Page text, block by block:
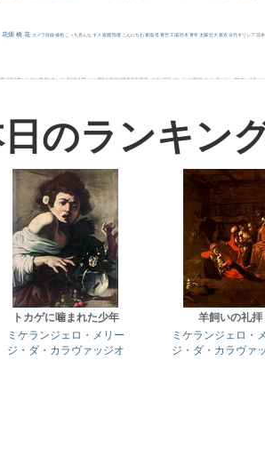
花畑 橋 花 カメラ目線 補色 こっち見んな キス 庭園 部屋 こんにちわ 素描 塔 青空 工場 巨木 青年 太陽 壮大 着衣 古代ギリシア 日
食事中 山本芳翠 麦 alciato ハーレム 女神 ローマ教皇 奥行き 火起こし シスター 東方の三博士 114514 かっこいい 受胎告知 天から覗き込む顔 設計図 挿絵 群衆 親子 裸婦 可愛い ピサロ ＃名画で学ぶ「たるみ」 ニーソックス 躍動感 黄色 こわい コート 畦道 レンブラント・ sekkusu 暖かい バブみ 靴下 ショッ
のランキン
トカゲに噛まれた少年
ミケランジェロ・メリー
ジ・ダ・カラヴァッジオ
羊飼いの礼拝
ミケランジェロ・
ジ・ダ・カラヴァ